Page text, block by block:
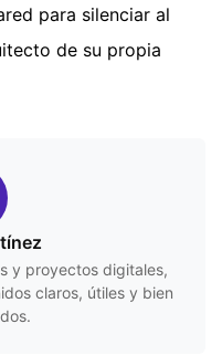
para silenciar al
de su propia
y proyectos digitales,
claros, útiles y bien